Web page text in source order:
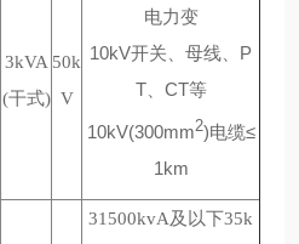
3kVA
(干式)
50k
V
电力变
10kV开关、母线、P
T、CT等
10kV(300mm2)电缆≤
1km
31500kvA及以下35k